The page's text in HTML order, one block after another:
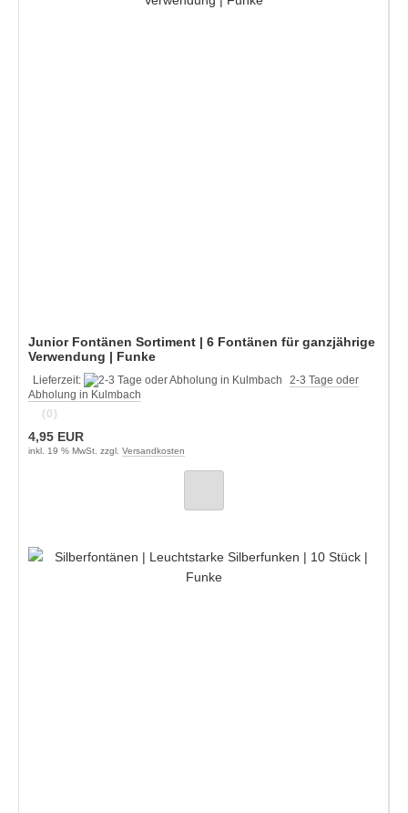
Junior Fontänen Sortiment | 6 Fontänen für ganzjährige
Verwendung | Funke
Lieferzeit:
2-3 Tage oder
Abholung in Kulmbach
(0)
4,95 EUR
inkl. 19 % MwSt. zzgl. Versandkosten